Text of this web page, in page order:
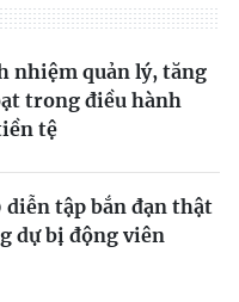
nhiệm quản lý, tăng
trong điều hành
tệ
diễn tập bắn đạn thật
dự bị động viên